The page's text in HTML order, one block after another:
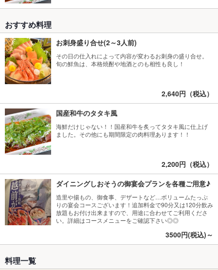
おすすめ料理
お刺身盛り合せ(2～3人前)
その日の仕入れによって内容が変わるお刺身の盛り合せ。
旬の鮮魚は、本格焼酎や地酒とのも相性も良し！
2,640円（税込）
国産和牛のタタキ風
海鮮だけじゃない！！国産和牛を炙ってタタキ風に仕上げ
ました。その他にも期間限定の肉料理あります！！
2,200円（税込）
ダイニングしおそうの御宴会プランを各種ご用意♪
造里や揚もの、御食事、デザートなど…ボリュームたっぷ
りの宴会コースございます！追加料金で90分又は120分飲み
放題もお付け出来ますので、用途に合わせてご利用くださ
い。詳細はコースメニューをご確認下さい◎◎
3500円(税込)～
料理一覧